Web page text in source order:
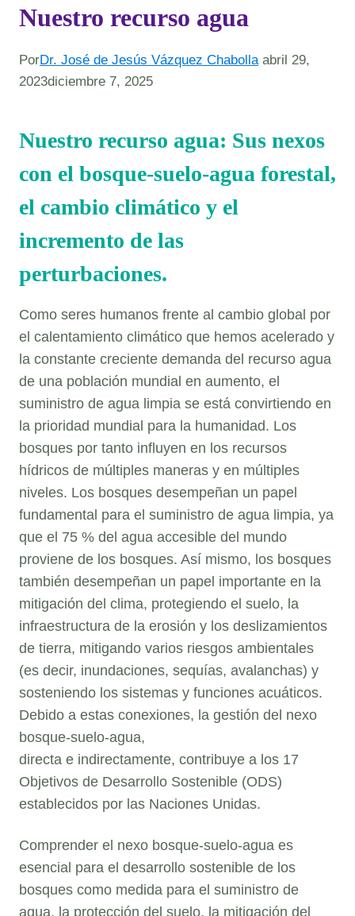
Nuestro recurso agua
PorDr. José de Jesús Vázquez Chabolla abril 29,
2023diciembre 7, 2025
Nuestro recurso agua: Sus nexos
con el bosque-suelo-agua forestal,
el cambio climático y el
incremento de las
perturbaciones.
Como seres humanos frente al cambio global por
el calentamiento climático que hemos acelerado y
la constante creciente demanda del recurso agua
de una población mundial en aumento, el
suministro de agua limpia se está convirtiendo en
la prioridad mundial para la humanidad. Los
bosques por tanto inﬂuyen en los recursos
hídricos de múltiples maneras y en múltiples
niveles. Los bosques desempeñan un papel
fundamental para el suministro de agua limpia, ya
que el 75 % del agua accesible del mundo
proviene de los bosques. Así mismo, los bosques
también desempeñan un papel importante en la
mitigación del clima, protegiendo el suelo, la
infraestructura de la erosión y los deslizamientos
de tierra, mitigando varios riesgos ambientales
(es decir, inundaciones, sequías, avalanchas) y
sosteniendo los sistemas y funciones acuáticos.
Debido a estas conexiones, la gestión del nexo
bosque-suelo-agua,
directa e indirectamente, contribuye a los 17
Objetivos de Desarrollo Sostenible (ODS)
establecidos por las Naciones Unidas.
Comprender el nexo bosque-suelo-agua es
esencial para el desarrollo sostenible de los
bosques como medida para el suministro de
agua, la protección del suelo, la mitigación del